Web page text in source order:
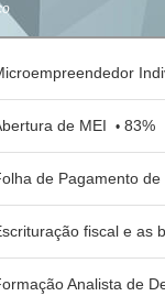
de MEI • 83%
de Pagamento
fiscal e as
Analista de